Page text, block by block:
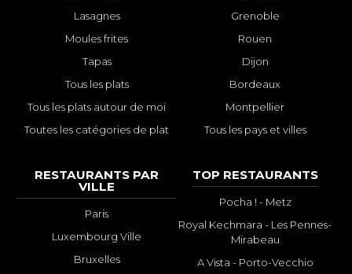
Lasagnes
Moules frites
Tapas
Tous les plats
Tous les plats autour de moi
Toutes les catégories de plat
Grenoble
Rouen
Dijon
Bordeaux
Montpellier
Tous les pays et villes
RESTAURANTS PAR
VILLE
Paris
Luxembourg Ville
Bruxelles
TOP RESTAURANTS
Pocha ! - Metz
Royal Kechmara - Les Pennes-
Mirabeau
A Vista - Porto-Vecchio